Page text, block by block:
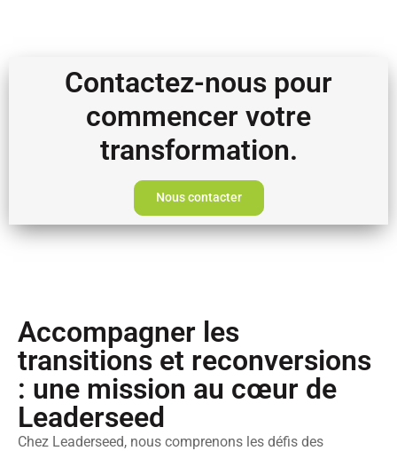
Contactez-nous pour
commencer votre
transformation.
Nous contacter
Accompagner les
transitions et reconversions
: une mission au cœur de
Leaderseed
Chez Leaderseed, nous comprenons les défis des